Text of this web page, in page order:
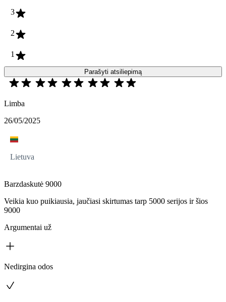
3
2
1
Parašyti atsiliepimą
Limba
26/05/2025
Lietuva
Barzdaskutė 9000
Veikia kuo puikiausia, jaučiasi skirtumas tarp 5000 serijos ir šios
9000
Argumentai už
Nedirgina odos